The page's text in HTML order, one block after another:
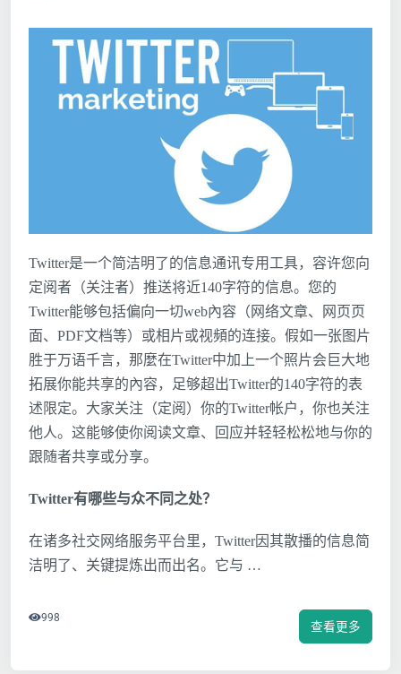
Twitter是一个简洁明了的信息通讯专用工具，容许您向
定阅者（关注者）推送将近140字符的信息。您的
Twitter能够包括偏向一切web內容（网络文章、网页页
面、PDF文档等）或相片或视頻的连接。假如一张图片
胜于万语千言，那麼在Twitter中加上一个照片会巨大地
拓展你能共享的內容，足够超出Twitter的140字符的表
述限定。大家关注（定阅）你的Twitter帐户，你也关注
他人。这能够使你阅读文章、回应并轻轻松松地与你的
跟随者共享或分享。
Twitter有哪些与众不同之处？
在诸多社交网络服务平台里，Twitter因其散播的信息简
洁明了、关键提炼出而出名。它与 …
查看更多
998